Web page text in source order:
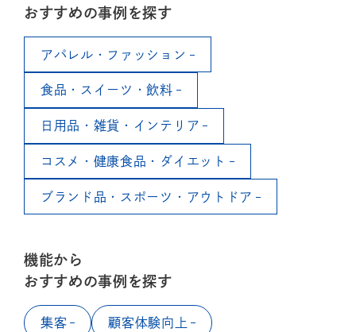
おすすめの事例を探す
アパレル・ファッション
食品・スイーツ・飲料
日用品・雑貨・インテリア
コスメ・健康食品・ダイエット
ブランド品・スポーツ・アウトドア
機能から
おすすめの事例を探す
集客 顧客体験向上